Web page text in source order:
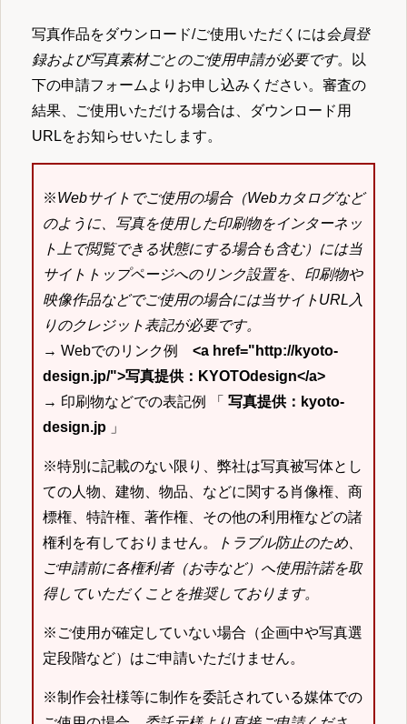
写真作品をダウンロード/ご使用いただくには会員登
録および写真素材ごとのご使用申請が必要です。以
下の申請フォームよりお申し込みください。審査の
結果、ご使用いただける場合は、ダウンロード用
URLをお知らせいたします。
※Webサイトでご使用の場合（Webカタログなど
のように、写真を使用した印刷物をインターネッ
ト上で閲覧できる状態にする場合も含む）には当
サイトトップページへのリンク設置を、印刷物や
映像作品などでご使用の場合には当サイトURL入
りのクレジット表記が必要です。
→ Webでのリンク例 <a href="http://kyoto-
design.jp/">写真提供：KYOTOdesign</a>
→ 印刷物などでの表記例 「 写真提供：kyoto-
design.jp 」
※特別に記載のない限り、弊社は写真被写体とし
ての人物、建物、物品、などに関する肖像権、商
標権、特許権、著作権、その他の利用権などの諸
権利を有しておりません。
トラブル防止のため、
ご申請前に各権利者（お寺など）へ使用許諾を取
得していただくことを推奨しております。
※ご使用が確定していない場合（企画中や写真選
定段階など）はご申請いただけません。
※制作会社様等に制作を委託されている媒体での